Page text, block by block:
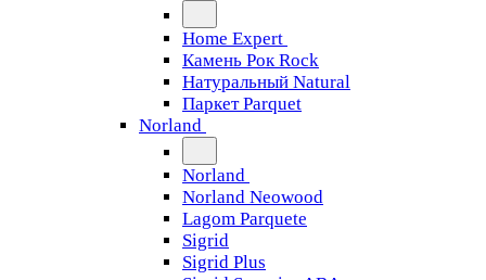
Home Expert
Камень Рок Rock
Натуральный Natural
Паркет Parquet
Norland
Norland
Norland Neowood
Lagom Parquete
Sigrid
Sigrid Plus